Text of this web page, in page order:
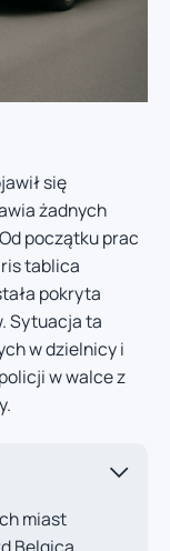
się
żadnych
początku prac
tablica
pokryta
Sytuacja ta
w dzielnicy i
w walce z
miast